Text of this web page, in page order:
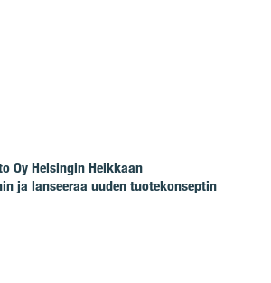
Oy Helsingin Heikkaan
ja lanseeraa uuden tuotekonseptin